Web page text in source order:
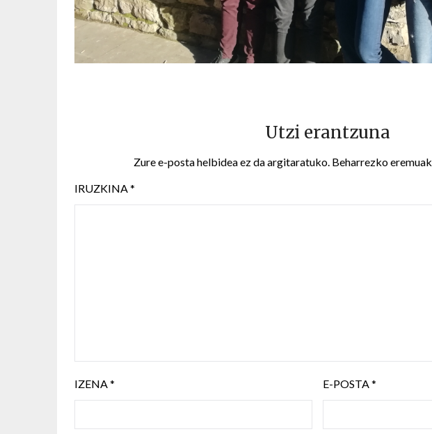
Utzi erantzuna
Zure e-posta helbidea ez da argitaratuko. Beharrezko eremuak
IRUZKINA*
IZENA* E-POSTA*